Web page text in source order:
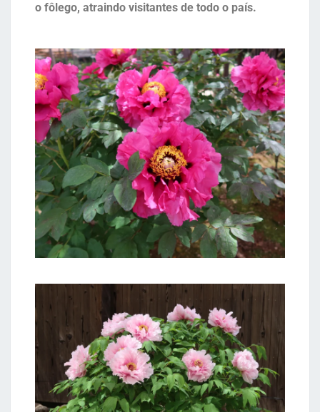
o fôlego, atraindo visitantes de todo o país.